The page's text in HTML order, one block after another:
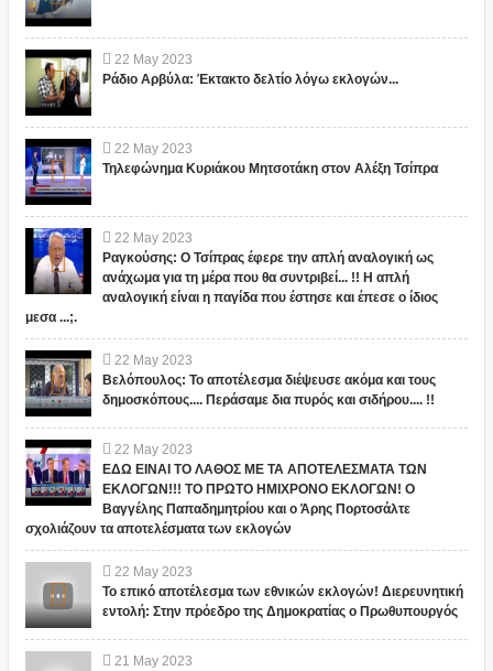
22 May 2023
Ράδιο Αρβύλα: Έκτακτο δελτίο λόγω εκλογών...
22 May 2023
Τηλεφώνημα Κυριάκου Μητσοτάκη στον Αλέξη Τσίπρα
22 May 2023
Ραγκούσης: Ο Τσίπρας έφερε την απλή αναλογική ως
ανάχωμα για τη μέρα που θα συντριβεί... !! Η απλή
αναλογική είναι η παγίδα που έστησε και έπεσε ο ίδιος
μεσα ...;.
22 May 2023
Βελόπουλος: Το αποτέλεσμα διέψευσε ακόμα και τους
δημοσκόπους.... Περάσαμε δια πυρός και σιδήρου.... !!
22 May 2023
ΕΔΩ ΕΙΝΑΙ ΤΟ ΛΑΘΟΣ ΜΕ ΤΑ ΑΠΟΤΕΛΕΣΜΑΤΑ ΤΩΝ
ΕΚΛΟΓΩΝ!!! ΤΟ ΠΡΩΤΟ ΗΜΙΧΡΟΝΟ ΕΚΛΟΓΩΝ! Ο
Βαγγέλης Παπαδημητρίου και ο Άρης Πορτοσάλτε
σχολιάζουν τα αποτελέσματα των εκλογών
22 May 2023
Το επικό αποτέλεσμα των εθνικών εκλογών! Διερευνητική
εντολή: Στην πρόεδρο της Δημοκρατίας ο Πρωθυπουργός
21 May 2023